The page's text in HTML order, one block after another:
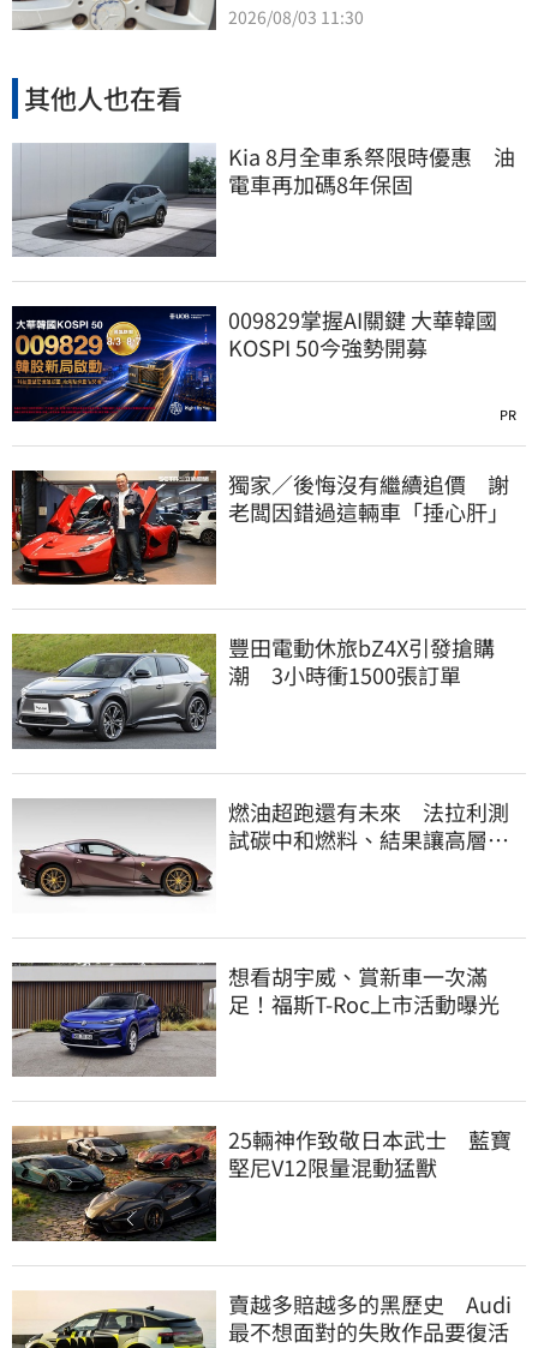
2026/08/03 11:30
其他人也在看
Kia 8月全車系祭限時優惠 油
電車再加碼8年保固
009829掌握AI關鍵 大華韓國
KOSPI 50今強勢開募
PR
獨家／後悔沒有繼續追價 謝
老闆因錯過這輛車「捶心肝」
豐田電動休旅bZ4X引發搶購
潮 3小時衝1500張訂單
燃油超跑還有未來 法拉利測
試碳中和燃料、結果讓高層笑
想看胡宇威、賞新車一次滿
足！福斯T-Roc上市活動曝光
25輛神作致敬日本武士 藍寶
堅尼V12限量混動猛獸
賣越多賠越多的黑歷史 Audi
最不想面對的失敗作品要復活